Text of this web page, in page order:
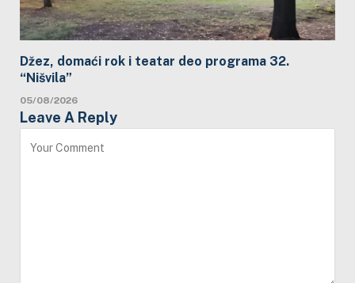
Džez, domaći rok i teatar deo programa 32.
“Nišvila”
05/08/2026
Leave A Reply